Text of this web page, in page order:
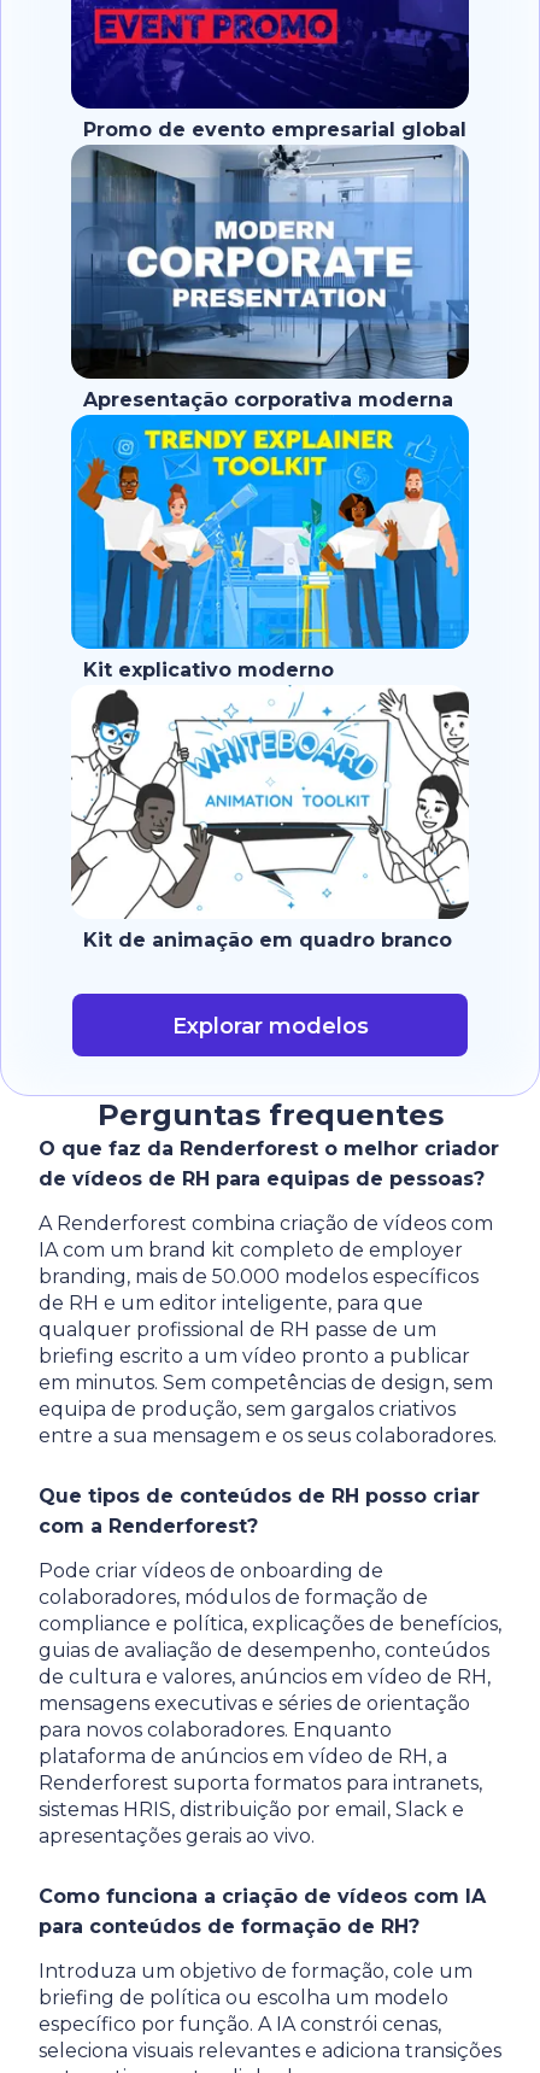
Promo de evento empresarial global
Apresentação corporativa moderna
Kit explicativo moderno
Kit de animação em quadro branco
Explorar modelos
Perguntas frequentes
O que faz da Renderforest o melhor criador
de vídeos de RH para equipas de pessoas?
A Renderforest combina criação de vídeos com
IA com um brand kit completo de employer
branding, mais de 50.000 modelos específicos
de RH e um editor inteligente, para que
qualquer profissional de RH passe de um
briefing escrito a um vídeo pronto a publicar
em minutos. Sem competências de design, sem
equipa de produção, sem gargalos criativos
entre a sua mensagem e os seus colaboradores.
Que tipos de conteúdos de RH posso criar
com a Renderforest?
Pode criar vídeos de onboarding de
colaboradores, módulos de formação de
compliance e política, explicações de benefícios,
guias de avaliação de desempenho, conteúdos
de cultura e valores, anúncios em vídeo de RH,
mensagens executivas e séries de orientação
para novos colaboradores. Enquanto
plataforma de anúncios em vídeo de RH, a
Renderforest suporta formatos para intranets,
sistemas HRIS, distribuição por email, Slack e
apresentações gerais ao vivo.
Como funciona a criação de vídeos com IA
para conteúdos de formação de RH?
Introduza um objetivo de formação, cole um
briefing de política ou escolha um modelo
específico por função. A IA constrói cenas,
seleciona visuais relevantes e adiciona transições